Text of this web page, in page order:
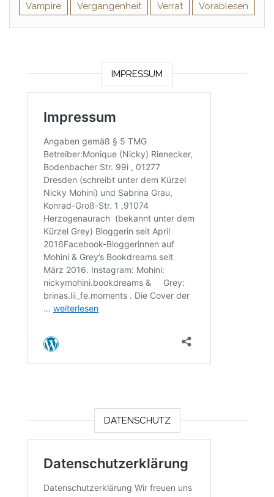
Vampire
Vergangenheit Verrat Vorablesen
IMPRESSUM
DATENSCHUTZ